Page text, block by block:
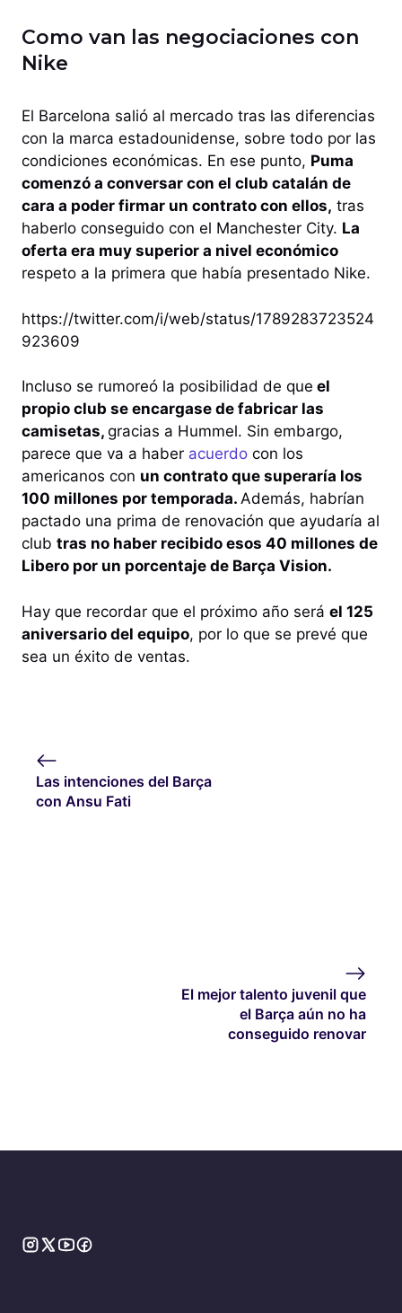
Como van las negociaciones con
Nike
El Barcelona salió al mercado tras las diferencias
con la marca estadounidense, sobre todo por las
condiciones económicas. En ese punto, Puma
comenzó a conversar con el club catalán de
cara a poder firmar un contrato con ellos, tras
haberlo conseguido con el Manchester City. La
oferta era muy superior a nivel económico
respeto a la primera que había presentado Nike.
https://twitter.com/i/web/status/1789283723524
923609
Incluso se rumoreó la posibilidad de que el
propio club se encargase de fabricar las
camisetas, gracias a Hummel. Sin embargo,
parece que va a haber acuerdo con los
americanos con un contrato que superaría los
100 millones por temporada. Además, habrían
pactado una prima de renovación que ayudaría al
club tras no haber recibido esos 40 millones de
Libero por un porcentaje de Barça Vision.
Hay que recordar que el próximo año será el 125
aniversario del equipo, por lo que se prevé que
sea un éxito de ventas.
Las intenciones del Barça
con Ansu Fati
El mejor talento juvenil que
el Barça aún no ha
conseguido renovar